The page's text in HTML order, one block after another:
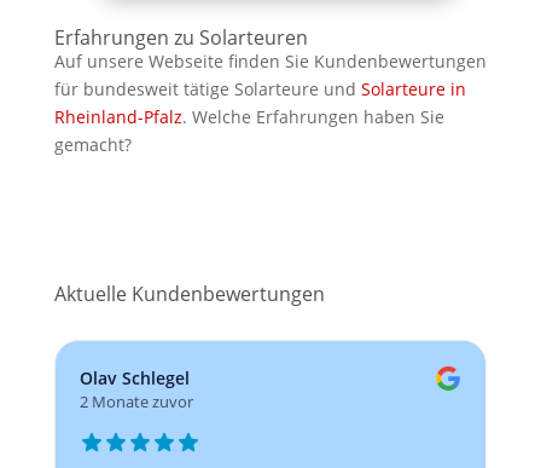
Erfahrungen zu Solarteuren
Auf unsere Webseite finden Sie Kundenbewertungen
für bundesweit tätige Solarteure und Solarteure in
Rheinland-Pfalz. Welche Erfahrungen haben Sie
gemacht?
Aktuelle Kundenbewertungen
Olav Schlegel
2 Monate zuvor